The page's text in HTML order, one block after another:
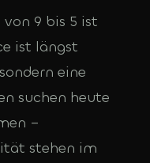
9 bis 5 ist
ist längst
eine
suchen heute
–
stehen im